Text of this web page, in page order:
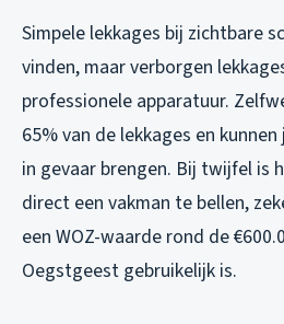
Simpele lekkages bij zichtbare
vinden, maar verborgen
professionele apparatuur.
65% van de lekkages en
in gevaar brengen. Bij twijfel is
direct een vakman te bellen,
een WOZ-waarde rond de
Oegstgeest gebruikelijk is.